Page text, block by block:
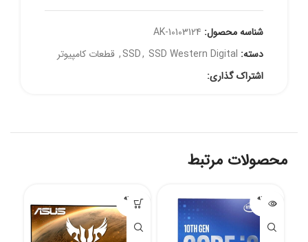
شناسه محصول: AK-10103124
دسته:
SSD, SSD Western Digital
, قطعات کامپیوتر
اشتراک گذاری:
محصولات مرتبط
فروخته
شده
فروخته
شده